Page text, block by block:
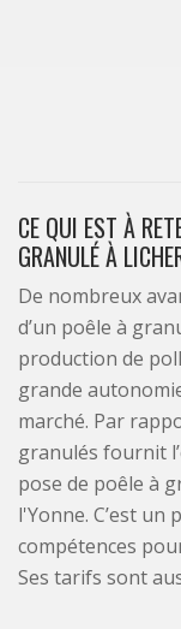
CE QUI EST À
GRANULÉ À
De nombreux
d’un poêle à
production de
grande
marché. Par
granulés fournit
pose de poêle à
l'Yonne. C’est
compétences
Ses tarifs sont